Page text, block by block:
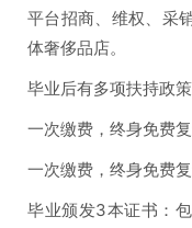
平台招商、维权、采
体奢侈品店。
毕业后有多项扶持政
一次缴费，终身免费复
一次缴费，终身免费复
毕业颁发3本证书：